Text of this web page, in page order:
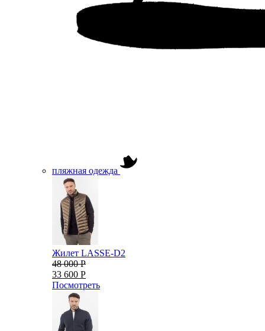
пляжная одежда
Жилет LASSE-D2
48 000 Р
33 600 Р
Посмотреть